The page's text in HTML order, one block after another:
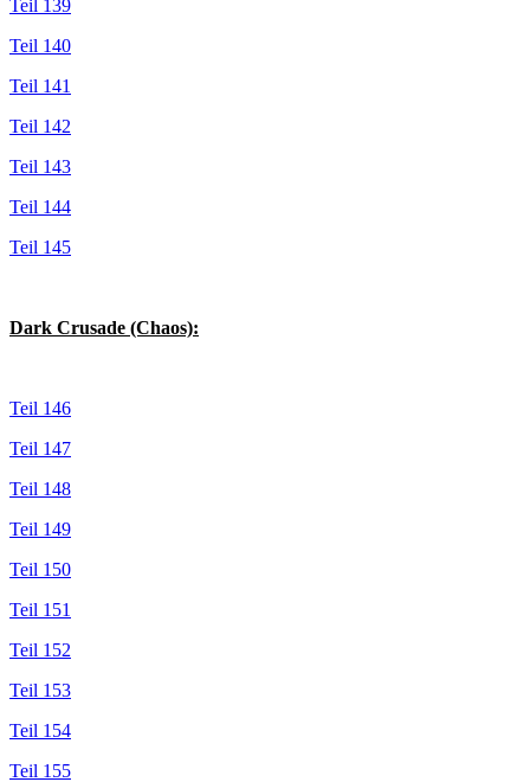
Teil 139
Teil 140
Teil 141
Teil 142
Teil 143
Teil 144
Teil 145
Dark Crusade (Chaos):
Teil 146
Teil 147
Teil 148
Teil 149
Teil 150
Teil 151
Teil 152
Teil 153
Teil 154
Teil 155